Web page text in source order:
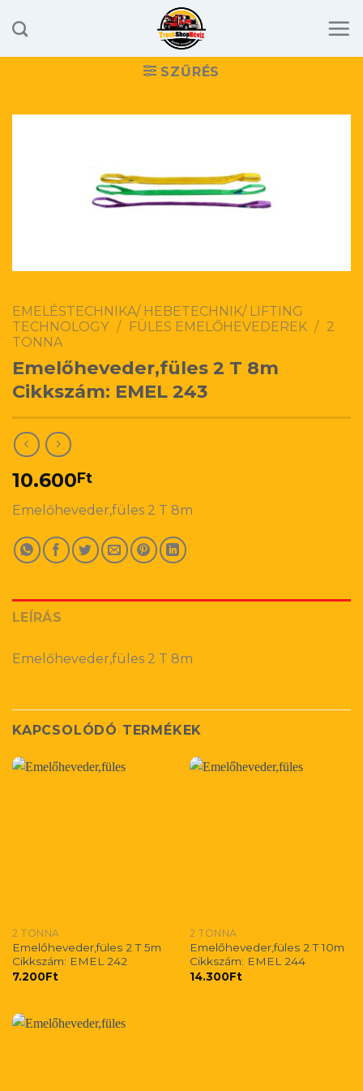
to
SZŰRÉS
EMELÉSTECHNIKA/ HEBETECHNIK/ LIFTING
TECHNOLOGY / FÜLES EMELŐHEVEDEREK / 2
TONNA
Emelőheveder,füles 2 T 8m
Cikkszám: EMEL 243
10.600Ft
Emelőheveder,füles 2 T 8m
LEÍRÁS
Emelőheveder,füles 2 T 8m
KAPCSOLÓDÓ TERMÉKEK
2 TONNA
Emelőheveder,füles 2 T 5m
Cikkszám: EMEL 242
7.200Ft
2 TONNA
Emelőheveder,füles 2 T 10m
Cikkszám: EMEL 244
14.300Ft